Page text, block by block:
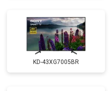
KD-43XG7005BR